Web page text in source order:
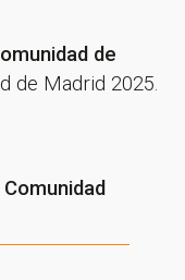
de
de Madrid 2025.